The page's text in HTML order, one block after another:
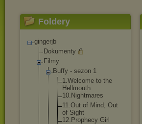
Foldery
gingerjb
Dokumenty
Filmy
Buffy - sezon 1
1.Welcome to the
Hellmouth
10.Nightmares
11.Out of Mind, Out
of Sight
12.Prophecy Girl